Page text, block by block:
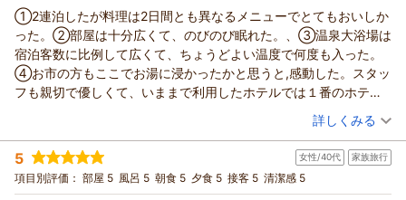
①2連泊したが料理は2日間とも異なるメニューでとてもおいしか
った。②部屋は十分広くて、のびのび眠れた。、③温泉大浴場は
宿泊客数に比例して広くて、ちょうどよい温度で何度も入った。
④お市の方もここでお湯に浸かったかと思うと,感動した。スタッ
フも親切で優しくて、いままで利用したホテルでは１番のホテル
（投稿日：2026/07/27）
宿泊時期： 2026年07月宿泊 (家族旅行)
投稿者： やえさん
宿泊プラン： 【グルメ】日本三大和牛「近江牛」特選しゃぶしゃぶプラン◆
天然水プレゼント◆
和室 朝・夕
詳しくみる
5 女性/40代 家族旅行
項目別評価： 部屋 5 風呂 5 朝食 5 夕食 5 接客 5 清潔感 5